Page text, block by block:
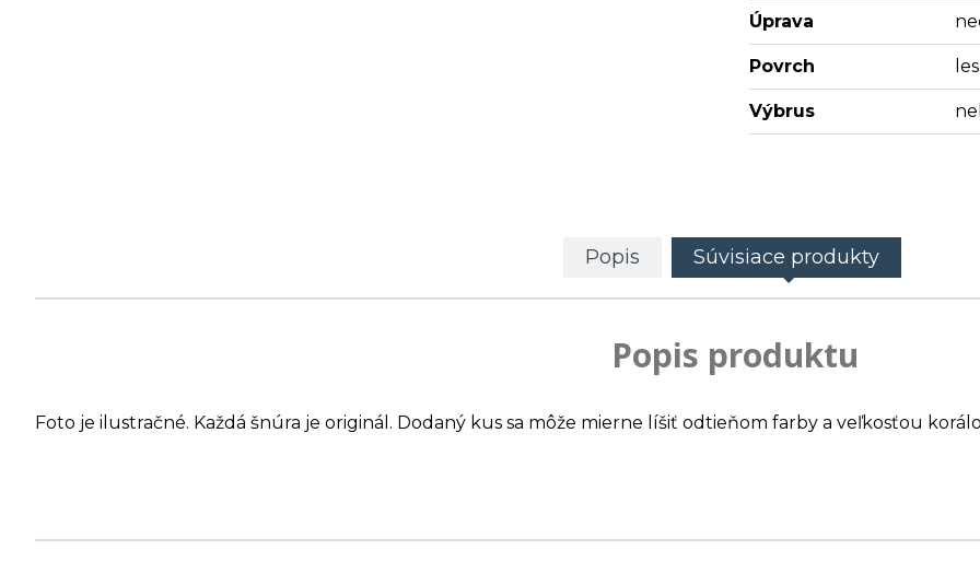
Úprava
Povrch
Výbrus
Popis Súvisiace produkty
Popis produktu
Foto je ilustračné. Každá šnúra je originál. Dodaný kus sa môže mierne líšiť odtieňom farby a veľkosťou